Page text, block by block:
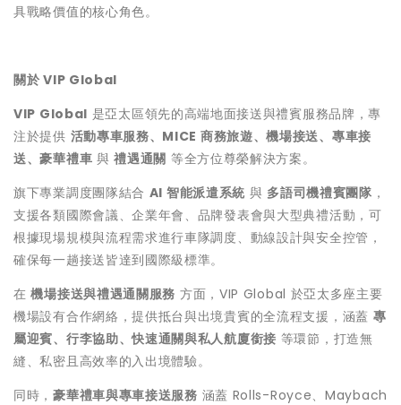
具戰略價值的核心角色。
關於 VIP Global
VIP Global 是亞太區領先的高端地面接送與禮賓服務品牌，專
注於提供 活動專車服務、MICE 商務旅遊、機場接送、專車接
送、豪華禮車 與禮遇通關 等全方位尊榮解決方案。
旗下專業調度團隊結合 AI 智能派遣系統 與 多語司機禮賓團隊 ，
支援各類國際會議、企業年會、品牌發表會與大型典禮活動，可
根據現場規模與流程需求進行車隊調度、動線設計與安全控管，
確保每一趟接送皆達到國際級標準。
在機場接送與禮遇通關服務 方面，VIP Global 於亞太多座主要
機場設有合作網絡，提供抵台與出境貴賓的全流程支援，涵蓋 專
屬迎賓、行李協助、快速通關與私人航廈銜接 等環節，打造無
縫、私密且高效率的入出境體驗。
同時，豪華禮車與專車接送服務 涵蓋 Rolls-Royce、Maybach